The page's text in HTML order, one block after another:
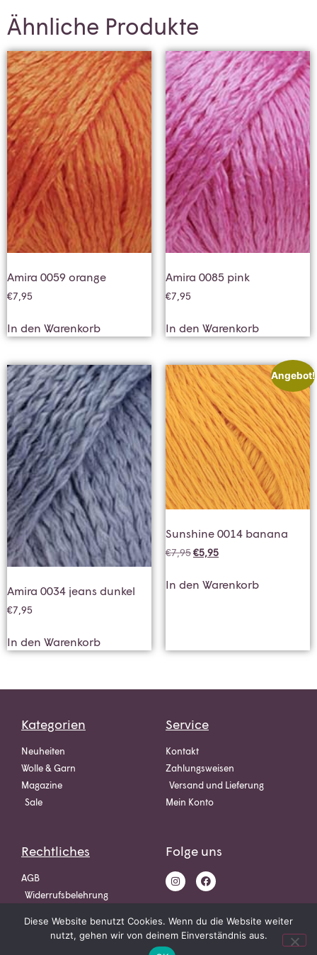
Ähnliche Produkte
Amira 0059 orange
€7,95
In den Warenkorb
Amira 0085 pink
€7,95
In den Warenkorb
Amira 0034 jeans dunkel
€7,95
In den Warenkorb
Angebot!
Sunshine 0014 banana
€7,95€5,95
In den Warenkorb
Kategorien
Neuheiten
Wolle & Garn
Magazine
Sale
Service
Kontakt
Zahlungsweisen
Versand und Lieferung
Mein Konto
Rechtliches
AGB
Widerrufsbelehrung
Folge uns
Diese Website benutzt Cookies. Wenn du die Website weiter
nutzt, gehen wir von deinem Einverständnis aus.